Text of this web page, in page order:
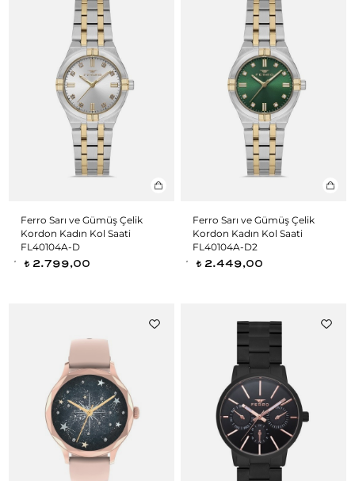
Ferro Sarı ve Gümüş Çelik
Kordon Kadın Kol Saati
FL40104A-D
t 2.799,00
Ferro Sarı ve Gümüş Çelik
Kordon Kadın Kol Saati
FL40104A-D2
t 2.449,00